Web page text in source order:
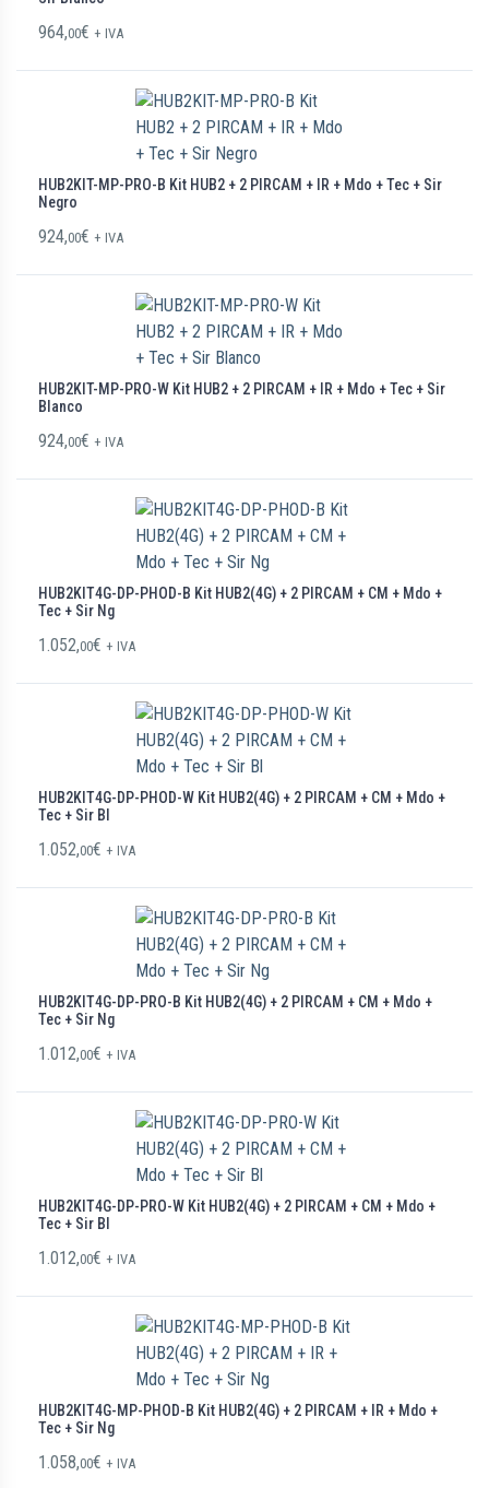
964,00€ + IVA
HUB2KIT-MP-PRO-B Kit HUB2 + 2 PIRCAM + IR + Mdo + Tec + Sir
Negro
924,00€ + IVA
HUB2KIT-MP-PRO-W Kit HUB2 + 2 PIRCAM + IR + Mdo + Tec + Sir
Blanco
924,00€ + IVA
HUB2KIT4G-DP-PHOD-B Kit HUB2(4G) + 2 PIRCAM + CM + Mdo +
Tec + Sir Ng
1.052,00€ + IVA
HUB2KIT4G-DP-PHOD-W Kit HUB2(4G) + 2 PIRCAM + CM + Mdo +
Tec + Sir Bl
1.052,00€ + IVA
HUB2KIT4G-DP-PRO-B Kit HUB2(4G) + 2 PIRCAM + CM + Mdo +
Tec + Sir Ng
1.012,00€ + IVA
HUB2KIT4G-DP-PRO-W Kit HUB2(4G) + 2 PIRCAM + CM + Mdo +
Tec + Sir Bl
1.012,00€ + IVA
HUB2KIT4G-MP-PHOD-B Kit HUB2(4G) + 2 PIRCAM + IR + Mdo +
Tec + Sir Ng
1.058,00€ + IVA